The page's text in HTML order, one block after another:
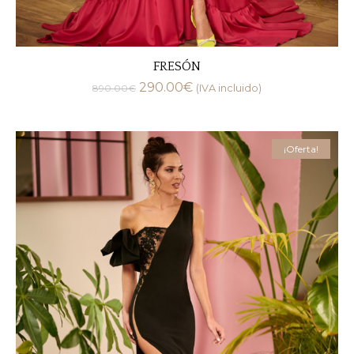
FRESÓN
890.00€ 290.00€ (IVA incluido)
¡Oferta!